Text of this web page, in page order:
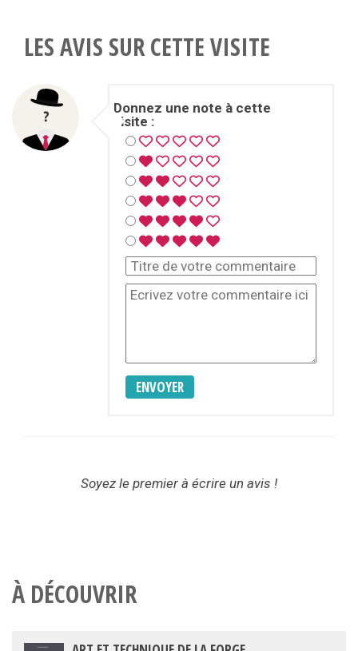
LES AVIS SUR CETTE VISITE
Donnez une note à cette
visite :
ENVOYER
Soyez le premier à écrire un avis !
À DÉCOUVRIR